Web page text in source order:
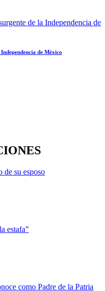
de México